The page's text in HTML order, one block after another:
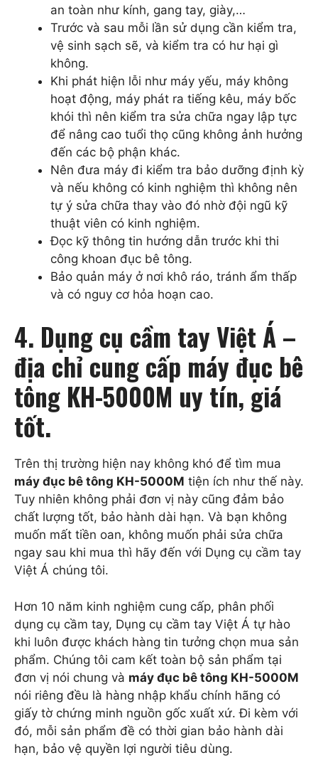
an toàn như kính, gang tay, giày,…
Trước và sau mỗi lần sử dụng cần kiểm tra,
vệ sinh sạch sẽ, và kiểm tra có hư hại gì
không.
Khi phát hiện lỗi như máy yếu, máy không
hoạt động, máy phát ra tiếng kêu, máy bốc
khói thì nên kiểm tra sửa chữa ngay lập tực
để nâng cao tuổi thọ cũng không ảnh hưởng
đến các bộ phận khác.
Nên đưa máy đi kiểm tra bảo dưỡng định kỳ
và nếu không có kinh nghiệm thì không nên
tự ý sửa chữa thay vào đó nhờ đội ngũ kỹ
thuật viên có kinh nghiệm.
Đọc kỹ thông tin hướng dẫn trước khi thi
công khoan đục bê tông.
Bảo quản máy ở nơi khô ráo, tránh ẩm thấp
và có nguy cơ hỏa hoạn cao.
4. Dụng cụ cầm tay Việt Á –
địa chỉ cung cấp máy đục bê
tông KH-5000M uy tín, giá
tốt.
Trên thị trường hiện nay không khó để tìm mua
máy đục bê tông KH-5000M tiện ích như thế này.
Tuy nhiên không phải đơn vị này cũng đảm bảo
chất lượng tốt, bảo hành dài hạn. Và bạn không
muốn mất tiền oan, không muốn phải sửa chữa
ngay sau khi mua thì hãy đến với Dụng cụ cầm tay
Việt Á chúng tôi.
Hơn 10 năm kinh nghiệm cung cấp, phân phối
dụng cụ cầm tay, Dụng cụ cầm tay Việt Á tự hào
khi luôn được khách hàng tin tưởng chọn mua sản
phẩm. Chúng tôi cam kết toàn bộ sản phẩm tại
đơn vị nói chung và máy đục bê tông KH-5000M
nói riêng đều là hàng nhập khẩu chính hãng có
giấy tờ chứng minh nguồn gốc xuất xứ. Đi kèm với
đó, mỗi sản phẩm đề có thời gian bảo hành dài
hạn, bảo vệ quyền lợi người tiêu dùng.